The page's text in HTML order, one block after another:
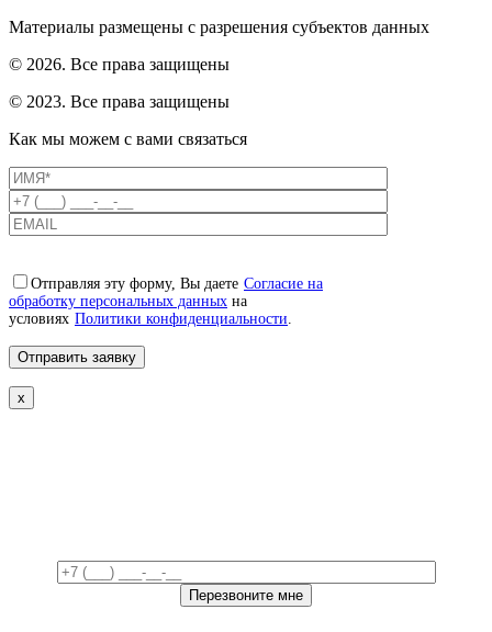
Материалы размещены с разрешения субъектов данных
© 2026. Все права защищены
© 2023. Все права защищены
Как мы можем с вами связаться
Отправляя эту форму, Вы даете Согласие на
обработку персональных данных на
условиях Политики конфиденциальности
x